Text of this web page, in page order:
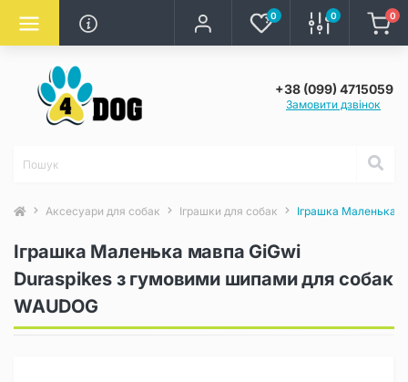
0 0 0
+38 (099) 4715059
Замовити дзвінок
Аксесуари для собак Іграшки для собак Іграшка Маленька
Іграшка Маленька мавпа GiGwi
Duraspikes з гумовими шипами для собак
WAUDOG